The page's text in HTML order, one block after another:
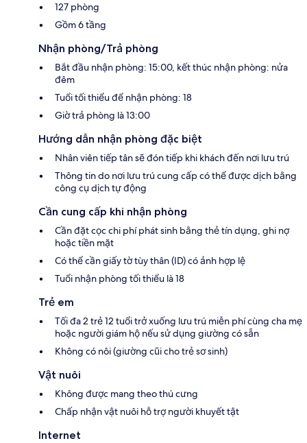
127 phòng
Gồm 6 tầng
Nhận phòng/Trả phòng
Bắt đầu nhận phòng: 15:00, kết thúc nhận phòng: nửa
đêm
Tuổi tối thiểu để nhận phòng: 18
Giờ trả phòng là 13:00
Hướng dẫn nhận phòng đặc biệt
Nhân viên tiếp tân sẽ đón tiếp khi khách đến nơi lưu trú
Thông tin do nơi lưu trú cung cấp có thể được dịch bằng
công cụ dịch tự động
Cần cung cấp khi nhận phòng
Cần đặt cọc chi phí phát sinh bằng thẻ tín dụng, ghi nợ
hoặc tiền mặt
Có thể cần giấy tờ tùy thân (ID) có ảnh hợp lệ
Tuổi nhận phòng tối thiểu là 18
Trẻ em
Tối đa 2 trẻ 12 tuổi trở xuống lưu trú miễn phí cùng cha mẹ
hoặc người giám hộ nếu sử dụng giường có sẵn
Không có nôi (giường cũi cho trẻ sơ sinh)
Vật nuôi
Không được mang theo thú cưng
Chấp nhận vật nuôi hỗ trợ người khuyết tật
Internet